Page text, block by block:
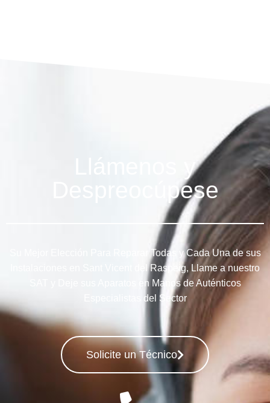
Llámenos y
Despreocúpese
Su Mejor Elección Para Reparar Todas y Cada Una de sus
Instalaciones en Sant Vicent del Raspeig, Llame a nuestro
SAT y Deje sus Aparatos en Manos de Auténticos
Especialistas del Sector
Solicite un Técnico